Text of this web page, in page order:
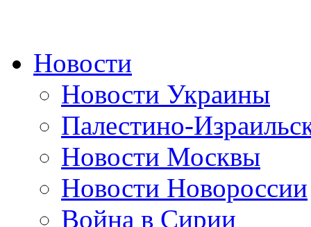
Новости
Новости Украины
Палестино-
Новости Москвы
Новости Новороссии
Война в Сирии